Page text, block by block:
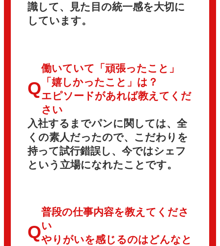
識して、見た目の統一感を大切に
しています。
Q
働いていて「頑張ったこと」
「嬉しかったこと」は？
エピソードがあれば教えてくだ
さい
入社するまでパンに関しては、全
くの素人だったので、こだわりを
持って試行錯誤し、今ではシェフ
という立場になれたことです。
Q
普段の仕事内容を教えてくださ
い
やりがいを感じるのはどんなと